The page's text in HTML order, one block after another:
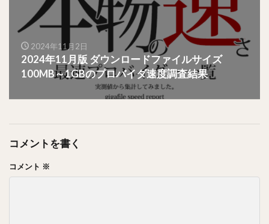
2024年11月2日
2024年11月版 ダウンロードファイルサイズ
100MB～1GBのプロバイダ速度調査結果
コメントを書く
コメント ※